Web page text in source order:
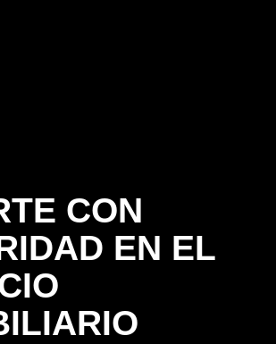
CON
EN EL